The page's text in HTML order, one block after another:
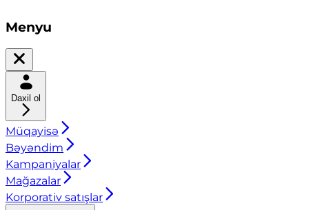
Menyu
Daxil ol
Müqayisə
Bəyəndim
Kampaniyalar
Mağazalar
Korporativ satışlar